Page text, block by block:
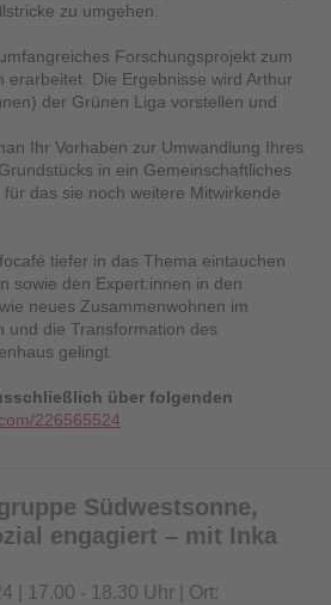
zu umgehen.
Forschungsprojekt zum
erarbeitet. Die Ergebnisse wird Arthur
der Grünen Liga vorstellen und
Ihr Vorhaben zur Umwandlung Ihres
in ein Gemeinschaftliches
das sie noch weitere Mitwirkende
tiefer in das Thema eintauchen
sowie den Expert:innen in den
neues Zusammenwohnen im
und die Transformation des
gelingt.
über folgenden
226565524
Südwestsonne,
engagiert – mit Inka
| 17.00 - 18.30 Uhr | Ort: